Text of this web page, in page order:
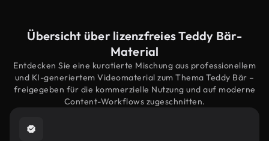
Übersicht über lizenzfreies Teddy Bär-
Material
Entdecken Sie eine kuratierte Mischung aus professionellem
und KI-generiertem Videomaterial zum Thema Teddy Bär –
freigegeben für die kommerzielle Nutzung und auf moderne
Content-Workflows zugeschnitten.